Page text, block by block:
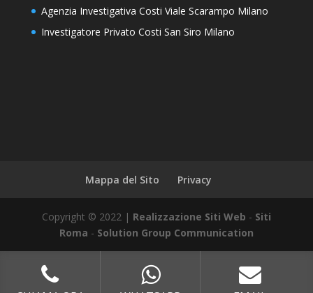
Agenzia Investigativa Costi Viale Scarampo Milano
Investigatore Privato Costi San Siro Milano
Mappa del Sito Privacy
Copyright © 2022 | Realizzazione Siti Web - Siti
Roma - Solution Group Communication